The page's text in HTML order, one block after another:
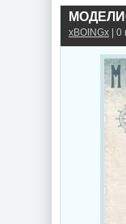
xBOINGx |